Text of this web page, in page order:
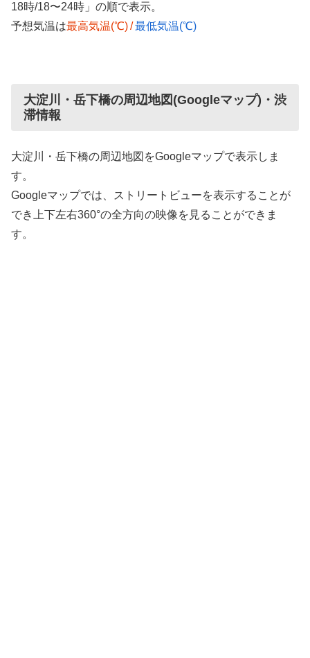
18時/18〜24時」の順で表示。
予想気温は最高気温(℃)/最低気温(℃)
大淀川・岳下橋の周辺地図(Googleマップ)・渋
滞情報
大淀川・岳下橋の周辺地図をGoogleマップで表示しま
す。
Googleマップでは、ストリートビューを表示することが
でき上下左右360°の全方向の映像を見ることができま
す。